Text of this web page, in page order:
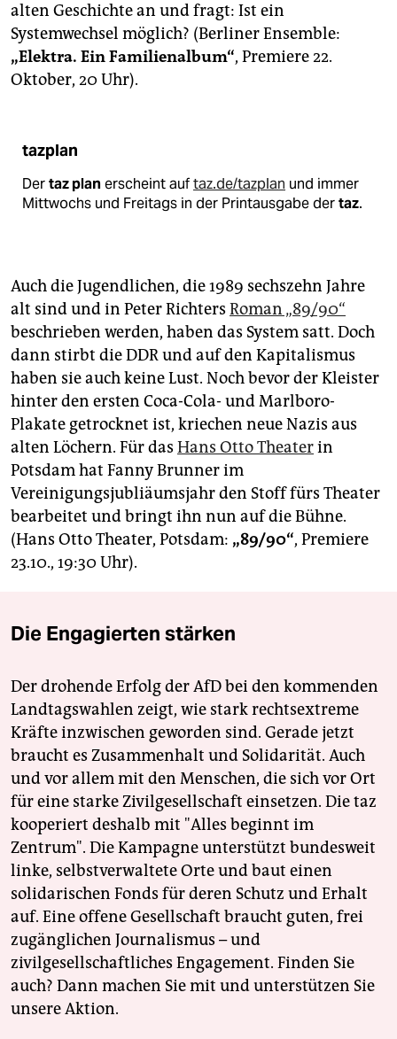
alten Geschichte an und fragt: Ist ein
Systemwechsel möglich? (Berliner Ensemble:
„Elektra. Ein Familienalbum“, Premiere 22.
Oktober, 20 Uhr).
tazplan
Dertaz planerscheint auftaz.de/tazplan und immer
Mittwochs und Freitags in der Printausgabe dertaz.
Auch die Jugendlichen, die 1989 sechszehn Jahre
alt sind und in Peter Richters Roman „89/90“
beschrieben werden, haben das System satt. Doch
dann stirbt die DDR und auf den Kapitalismus
haben sie auch keine Lust. Noch bevor der Kleister
hinter den ersten Coca-Cola- und Marlboro-
Plakate getrocknet ist, kriechen neue Nazis aus
alten Löchern. Für das Hans Otto Theaterin
Potsdam hat Fanny Brunner im
Vereinigungsjubliäumsjahr den Stoff fürs Theater
bearbeitet und bringt ihn nun auf die Bühne.
(Hans Otto Theater, Potsdam: „89/90“, Premiere
23.10., 19:30 Uhr).
Die Engagierten stärken
Der drohende Erfolg der AfD bei den kommenden
Landtagswahlen zeigt, wie stark rechtsextreme
Kräfte inzwischen geworden sind. Gerade jetzt
braucht es Zusammenhalt und Solidarität. Auch
und vor allem mit den Menschen, die sich vor Ort
für eine starke Zivilgesellschaft einsetzen. Die taz
kooperiert deshalb mit "Alles beginnt im
Zentrum". Die Kampagne unterstützt bundesweit
linke, selbstverwaltete Orte und baut einen
solidarischen Fonds für deren Schutz und Erhalt
auf. Eine offene Gesellschaft braucht guten, frei
zugänglichen Journalismus – und
zivilgesellschaftliches Engagement. Finden Sie
auch? Dann machen Sie mit und unterstützen Sie
unsere Aktion.